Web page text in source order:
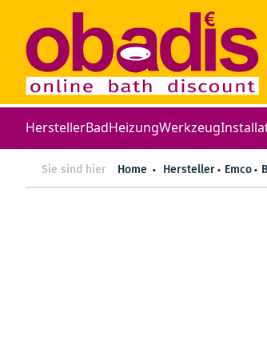
HerstellerBadHeizungWerkzeug
Sie sind hier Home Hersteller Emco